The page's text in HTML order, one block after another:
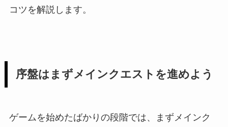
コツを解説します。
序盤はまずメインクエストを進めよう
ゲームを始めたばかりの段階では、まずメインク